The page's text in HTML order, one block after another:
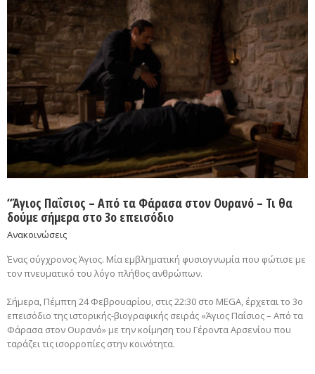
“Άγιος Παΐσιος – Από τα Φάρασα στον Ουρανό – Τι θα
δούμε σήμερα στο 3ο επεισόδιο
Ανακοινώσεις
Ένας σύγχρονος Άγιος. Μία εμβληματική φυσιογνωμία που φώτισε με
τον πνευματικό του λόγο πλήθος ανθρώπων.
Σήμερα, Πέμπτη 24 Φεβρουαρίου, στις 22:30 στο MEGA, έρχεται το 3ο
επεισόδιο της ιστορικής-βιογραφικής σειράς «Άγιος Παΐσιος – Από τα
Φάρασα στον Ουρανό» με την κοίμηση του Γέροντα Αρσενίου που
ταράζει τις ισορροπίες στην κοινότητα.